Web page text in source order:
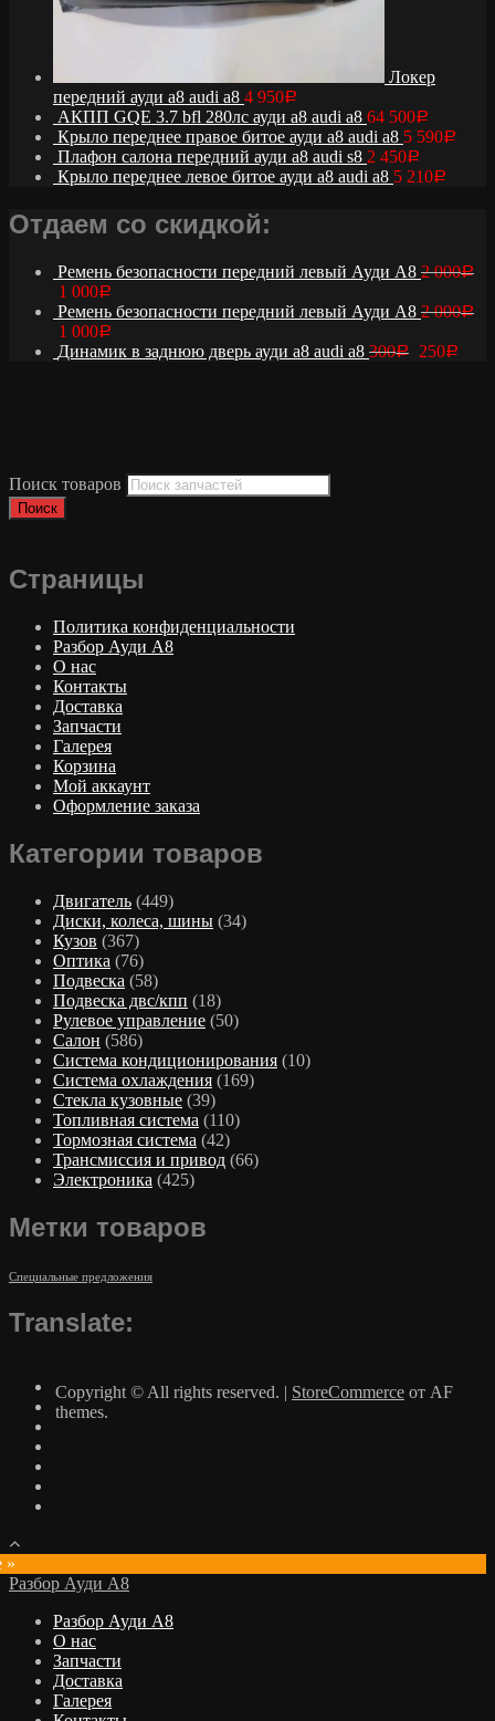
Локер
передний ауди а8 audi a8 4 950Р
АКПП GQE 3.7 bfl 280лс ауди а8 audi a8 64 500Р
Крыло переднее правое битое ауди а8 audi a8 5 590Р
Плафон салона передний ауди а8 audi s8 2 450Р
Крыло переднее левое битое ауди а8 audi a8 5 210Р
Отдаем со скидкой:
Ремень безопасности передний левый Ауди А8 2 000Р
1 000Р
Ремень безопасности передний левый Ауди А8 2 000Р
1 000Р
Динамик в заднюю дверь ауди а8 audi a8 300Р 250Р
Поиск товаров
Поиск
Страницы
Политика конфиденциальности
Разбор Ауди А8
О нас
Контакты
Доставка
Запчасти
Галерея
Корзина
Мой аккаунт
Оформление заказа
Категории товаров
Двигатель (449)
Диски, колеса, шины (34)
Кузов (367)
Оптика (76)
Подвеска (58)
Подвеска двс/кпп (18)
Рулевое управление (50)
Салон (586)
Система кондиционирования (10)
Система охлаждения (169)
Стекла кузовные (39)
Топливная система (110)
Тормозная система (42)
Трансмиссия и привод (66)
Электроника (425)
Метки товаров
Специальные предложения
Translate:
Copyright © All rights reserved. | StoreCommerce от AF
themes.
»
Разбор Ауди А8
Разбор Ауди А8
О нас
Запчасти
Доставка
Галерея